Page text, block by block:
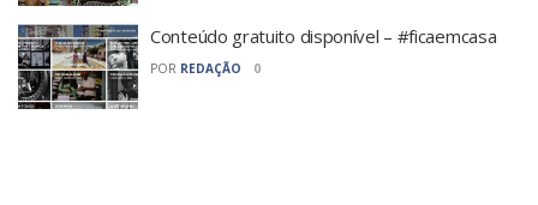
Conteúdo gratuito disponível – #ficaemcasa
POR REDAÇÃO 0